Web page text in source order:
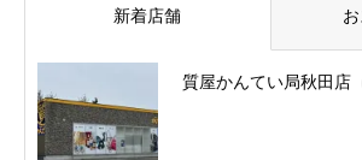
新着店舗
質屋かんてい局秋田店